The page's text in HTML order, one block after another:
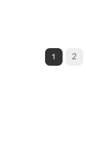
1 2